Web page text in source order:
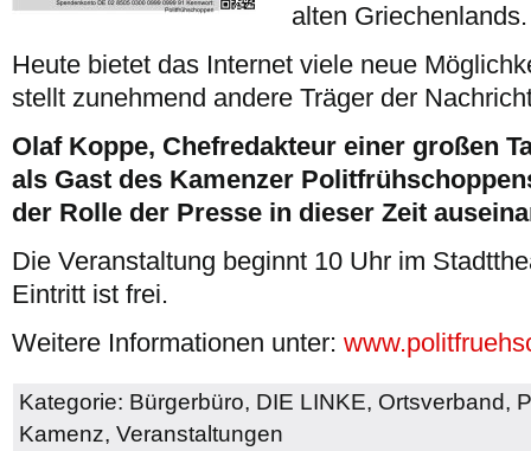
alten Griechenlands.
Heute bietet das Internet viele neue
stellt zunehmend andere Träger der
Olaf Koppe, Chefredakteur einer großen
als Gast des Kamenzer
der Rolle der Presse in dieser Zeit
Die Veranstaltung beginnt 10 Uhr im
Eintritt ist frei.
Weitere Informationen unter:
Kategorie: Bürgerbüro, DIE LINKE, Ortsverband,
Kamenz, Veranstaltungen